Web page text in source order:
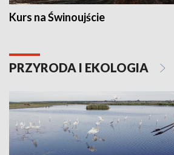
Kurs na Świnoujście
PRZYRODA I EKOLOGIA